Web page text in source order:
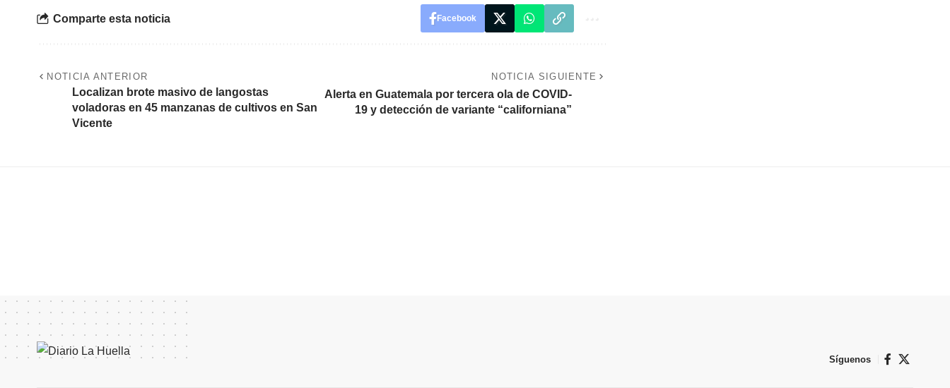
Comparte esta noticia Facebook
NOTICIA ANTERIOR
Localizan brote masivo de langostas
voladoras en 45 manzanas de cultivos en San
Vicente
NOTICIA SIGUIENTE
Alerta en Guatemala por tercera ola de COVID-
19 y detección de variante “californiana”
Síguenos